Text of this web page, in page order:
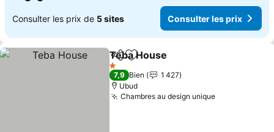
Consulter les prix de 5 sites Consulter les prix
PartagerAjouter à mes favoris
Teba House
1 Étoiles
7,9 Bien
1 427
Ubud
Chambres au design uniqueConsulter